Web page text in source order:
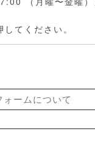
てください。